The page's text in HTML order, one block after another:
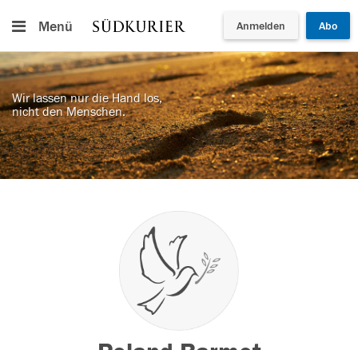
Menü Anmelden Abo
Wir lassen nur die Hand los,
nicht den Menschen.